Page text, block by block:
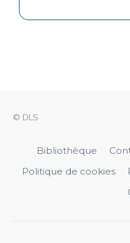
© DLS
Bibliothèque
Politique de cookies